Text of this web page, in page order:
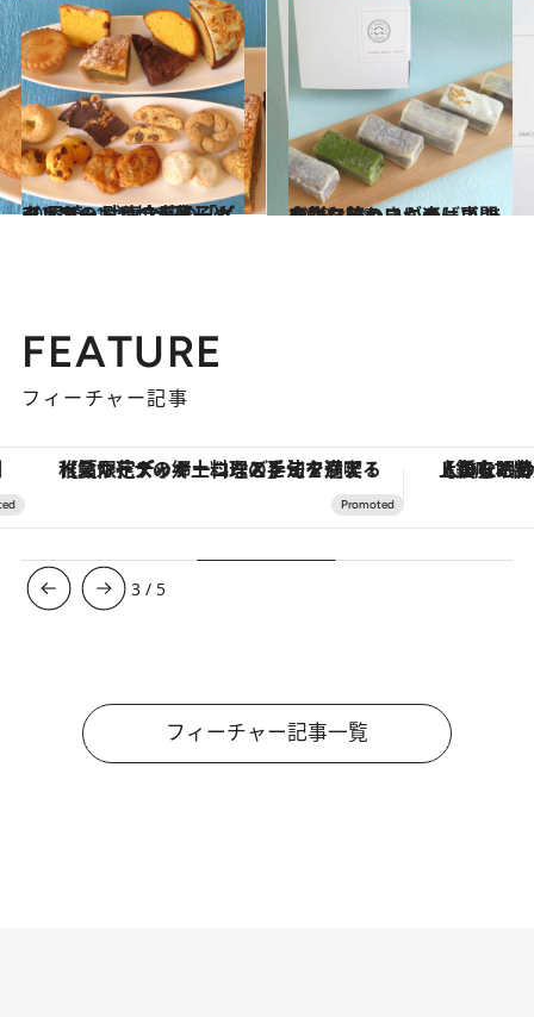
2023.11.12
ジェラートと焼き菓子 イタリアのおやつが楽しめる 尼崎・武庫之荘の「ビアンカ」
グルメ 2023.10.8
お餅にチョコにチーズ！ 多彩な味わいが楽しい あっさり餡のきんつば専門店
グルメ
FEATURE
フィーチャー記事
【夏限定ディナーコース】旬を迎える稚鮎や花ズッキーニなどをイタリア・トスカーナの郷土料理の手法で満喫！ 【銀座で出合う最旬美容】美髪ケアや上
3 / 5
フィーチャー記事一覧